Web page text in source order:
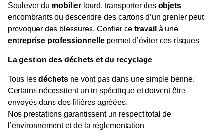
Soulever du mobilier lourd, transporter des objets
encombrants ou descendre des cartons d’un grenier peut
provoquer des blessures. Confier ce travail à une
entreprise professionnelle permet d’éviter ces risques.
La gestion des déchets et du recyclage
Tous les déchets ne vont pas dans une simple benne.
Certains nécessitent un tri spécifique et doivent être
envoyés dans des filières agréées.
Nos prestations garantissent un respect total de
l’environnement et de la réglementation.